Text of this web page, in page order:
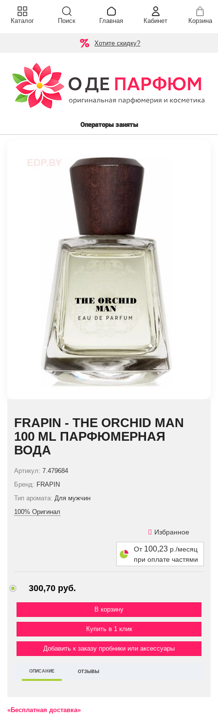
Хотите скидку?
Операторы заняты
FRAPIN - THE ORCHID MAN
100 ML ПАРФЮМЕРНАЯ
ВОДА
Артикул: 7.479684
Бренд: FRAPIN
Тип аромата: Для мужчин
100% Оригинал
Избранное
От 100,23 р./месяц
при оплате частями
300,70 руб.
Купить в 1 клик
Добавить к заказу пробники или аксессуары
ОПИСАНИЕ ОТЗЫВЫ
«Бесплатная доставка»
Каталог Поиск Главная Кабинет Корзина